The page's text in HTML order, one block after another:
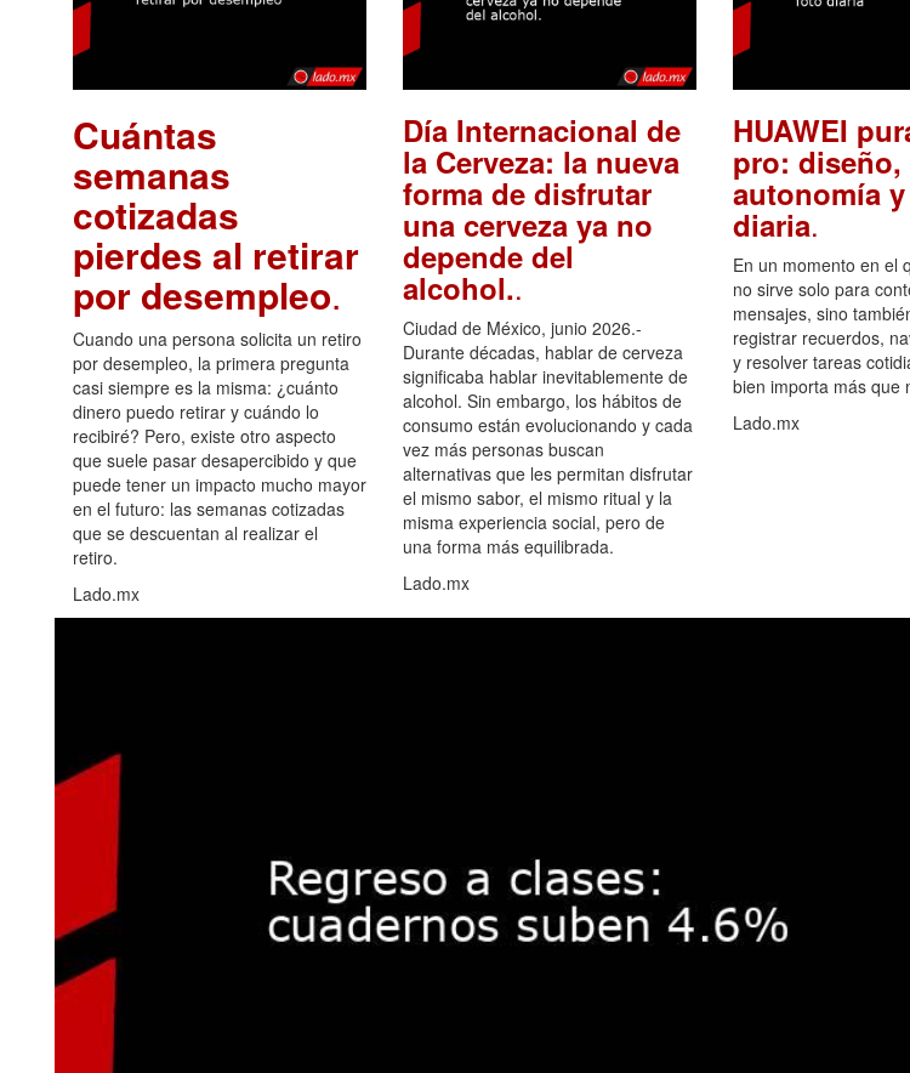
Cuántas
semanas
cotizadas
pierdes al retirar
por desempleo.
Cuando una persona solicita un retiro
por desempleo, la primera pregunta
casi siempre es la misma: ¿cuánto
dinero puedo retirar y cuándo lo
recibiré? Pero, existe otro aspecto
que suele pasar desapercibido y que
puede tener un impacto mucho mayor
en el futuro: las semanas cotizadas
que se descuentan al realizar el
retiro.
Lado.mx
Día Internacional de
la Cerveza: la nueva
forma de disfrutar
una cerveza ya no
depende del
alcohol..
Ciudad de México, junio 2026.-
Durante décadas, hablar de cerveza
significaba hablar inevitablemente de
alcohol. Sin embargo, los hábitos de
consumo están evolucionando y cada
vez más personas buscan
alternativas que les permitan disfrutar
el mismo sabor, el mismo ritual y la
misma experiencia social, pero de
una forma más equilibrada.
Lado.mx
HUAWEI
pro: diseño,
autonomía
diaria.
En un momento en el
no sirve solo para
mensajes, sino
registrar recuerdos,
y resolver tareas
bien importa más que
Lado.mx